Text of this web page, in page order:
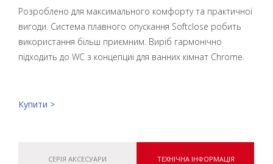
Розроблено для максимального комфорту та практичної
вигоди. Система плавного опускання Softclose робить
використання більш приємним. Виріб гармонічно
підходить до WC з концепциї для ванних кімнат Chrome.
Купити >
СЕРІЯ АКСЕСУАРИ ТЕХНІЧНА ІНФОРМАЦІЯ